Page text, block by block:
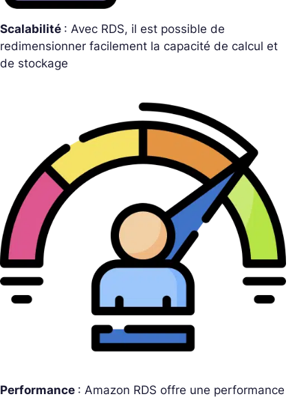
Scalabilité : Avec RDS, il est possible de
redimensionner facilement la capacité de calcul et
de stockage
Performance : Amazon RDS offre une performance